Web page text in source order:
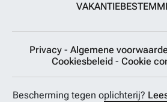
Privacy - Algemene
Cookiesbeleid - Cookie
Bescherming tegen oplichterij?